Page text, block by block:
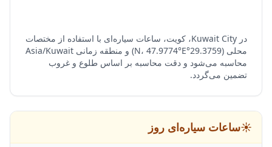
در Kuwait City، کویت، ساعات سیاره‌ای با استفاده از مختصات
محلی (29.3759°N، 47.9774°E) و منطقه زمانی Asia/Kuwait
محاسبه می‌شود و دقت محاسبه بر اساس طلوع و غروب
تضمین می‌گردد.
☀️ساعات سیاره‌ای روز